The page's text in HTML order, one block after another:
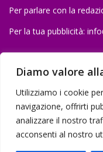
Diamo valore
Utilizziamo i cookie
navigazione, offrirti
analizzare il nostro
acconsenti al nostro
Per parlare con la
Per la tua pubblicità:
© 2026 GMG Media